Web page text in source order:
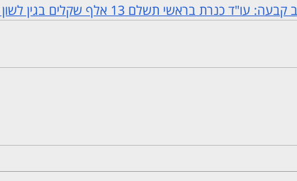
כנרת בראשי תשלם 13 אלף שקלים בגין לשון הרע